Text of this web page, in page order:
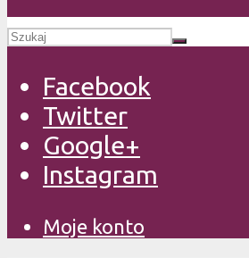
Facebook
Twitter
Google+
Instagram
Moje konto